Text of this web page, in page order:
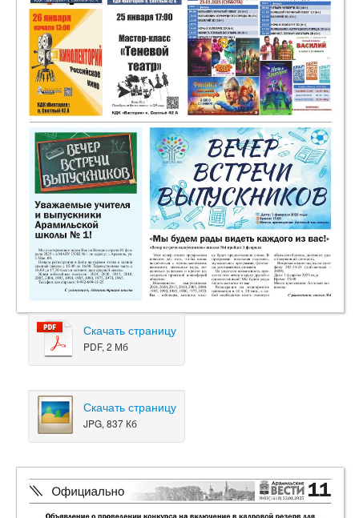
Скачать страницу
PDF, 2 Мб
Скачать страницу
JPG, 837 Кб